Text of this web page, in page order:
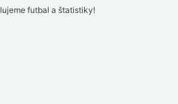
futbal a štatistiky!